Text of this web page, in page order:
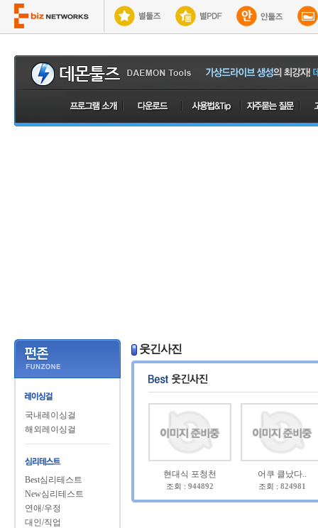
국내레이싱걸
해외레이싱걸
Best심리테스트
New심리테스트
연애/우정
대인/직업
웃긴사진
현대식 포청천
조회 : 944892
어쿠 클났다..
조회 : 824981